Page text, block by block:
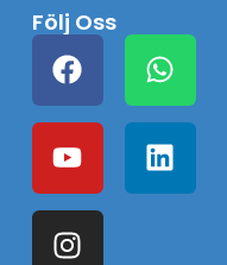
Följ Oss